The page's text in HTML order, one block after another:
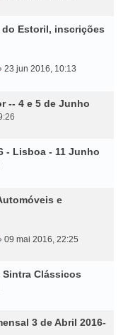
Estoril, inscrições
23 jun 2016, 10:13
-- 4 e 5 de Junho
- Lisboa - 11 Junho
e
09 mai 2016, 22:25
Sintra Clássicos
3 de Abril 2016-